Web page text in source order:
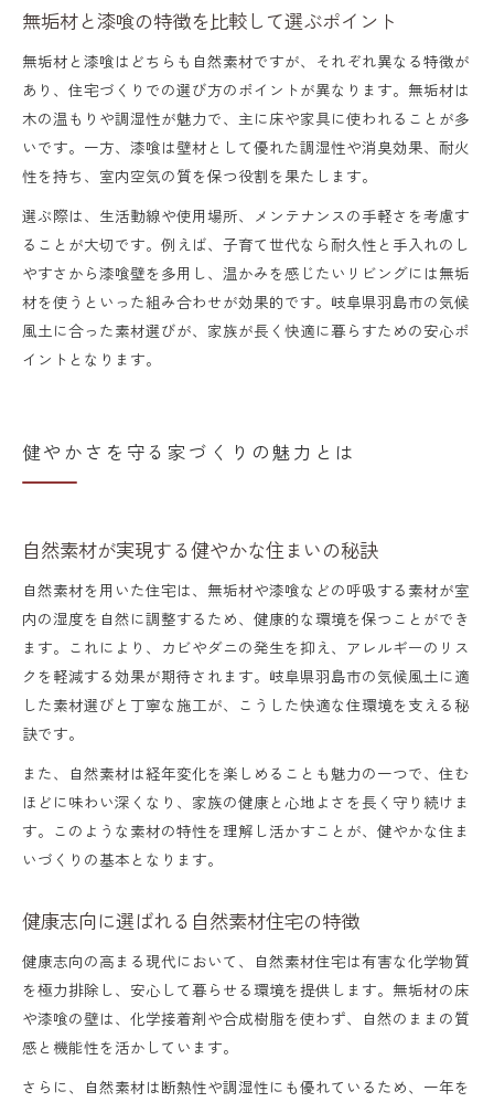
無垢材と漆喰の特徴を比較して選ぶポイント
無垢材と漆喰はどちらも自然素材ですが、それぞれ異なる特徴が
あり、住宅づくりでの選び方のポイントが異なります。無垢材は
木の温もりや調湿性が魅力で、主に床や家具に使われることが多
いです。一方、漆喰は壁材として優れた調湿性や消臭効果、耐火
性を持ち、室内空気の質を保つ役割を果たします。
選ぶ際は、生活動線や使用場所、メンテナンスの手軽さを考慮す
ることが大切です。例えば、子育て世代なら耐久性と手入れのし
やすさから漆喰壁を多用し、温かみを感じたいリビングには無垢
材を使うといった組み合わせが効果的です。岐阜県羽島市の気候
風土に合った素材選びが、家族が長く快適に暮らすための安心ポ
イントとなります。
健やかさを守る家づくりの魅力とは
自然素材が実現する健やかな住まいの秘訣
自然素材を用いた住宅は、無垢材や漆喰などの呼吸する素材が室
内の湿度を自然に調整するため、健康的な環境を保つことができ
ます。これにより、カビやダニの発生を抑え、アレルギーのリス
クを軽減する効果が期待されます。岐阜県羽島市の気候風土に適
した素材選びと丁寧な施工が、こうした快適な住環境を支える秘
訣です。
また、自然素材は経年変化を楽しめることも魅力の一つで、住む
ほどに味わい深くなり、家族の健康と心地よさを長く守り続けま
す。このような素材の特性を理解し活かすことが、健やかな住ま
いづくりの基本となります。
健康志向に選ばれる自然素材住宅の特徴
健康志向の高まる現代において、自然素材住宅は有害な化学物質
を極力排除し、安心して暮らせる環境を提供します。無垢材の床
や漆喰の壁は、化学接着剤や合成樹脂を使わず、自然のままの質
感と機能性を活かしています。
さらに、自然素材は断熱性や調湿性にも優れているため、一年を